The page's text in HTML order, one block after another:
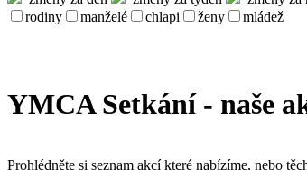
rodiny
manželé chlapi ženy mládež
YMCA Setkání - naše
Prohlédněte si seznam akcí které nabízíme, nebo